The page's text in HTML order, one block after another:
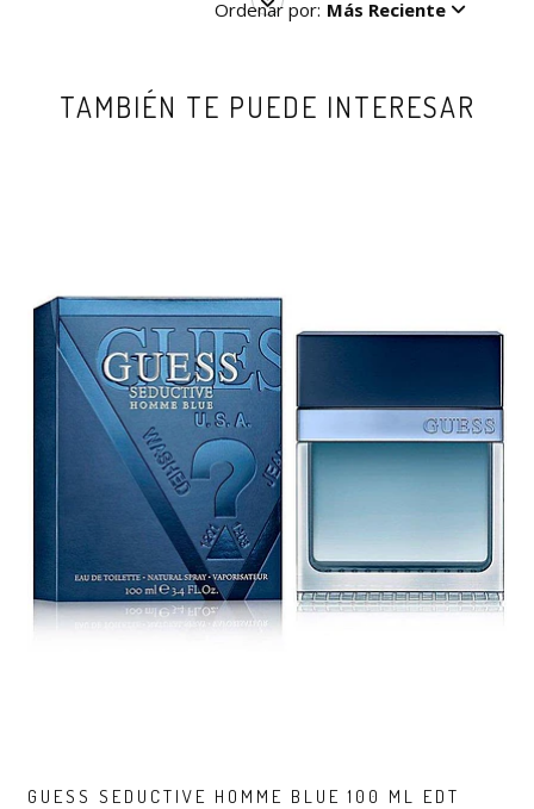
Ordenar por: Más Reciente
TAMBIÉN TE PUEDE INTERESAR
GUESS SEDUCTIVE HOMME BLUE 100 ML EDT